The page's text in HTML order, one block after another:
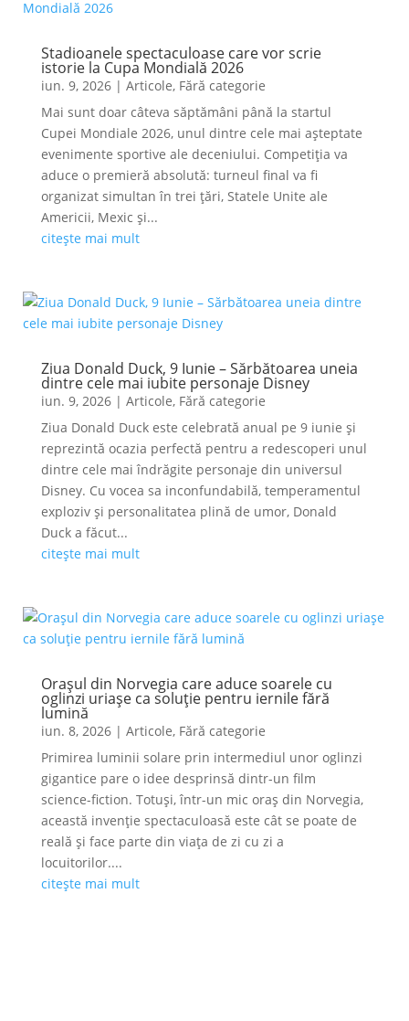
Stadioanele spectaculoase care vor scrie
istorie la Cupa Mondială 2026
iun. 9, 2026| Articole, Fără categorie
Mai sunt doar câteva săptămâni până la startul
Cupei Mondiale 2026, unul dintre cele mai așteptate
evenimente sportive ale deceniului. Competiția va
aduce o premieră absolută: turneul final va fi
organizat simultan în trei țări, Statele Unite ale
Americii, Mexic și...
citește mai mult
Ziua Donald Duck, 9 Iunie – Sărbătoarea uneia
dintre cele mai iubite personaje Disney
iun. 9, 2026| Articole, Fără categorie
Ziua Donald Duck este celebrată anual pe 9 iunie și
reprezintă ocazia perfectă pentru a redescoperi unul
dintre cele mai îndrăgite personaje din universul
Disney. Cu vocea sa inconfundabilă, temperamentul
exploziv și personalitatea plină de umor, Donald
Duck a făcut...
citește mai mult
Orașul din Norvegia care aduce soarele cu
oglinzi uriașe ca soluție pentru iernile fără
lumină
iun. 8, 2026| Articole, Fără categorie
Primirea luminii solare prin intermediul unor oglinzi
gigantice pare o idee desprinsă dintr-un film
science-fiction. Totuși, într-un mic oraș din Norvegia,
această invenție spectaculoasă este cât se poate de
reală și face parte din viața de zi cu zi a
locuitorilor....
citește mai mult